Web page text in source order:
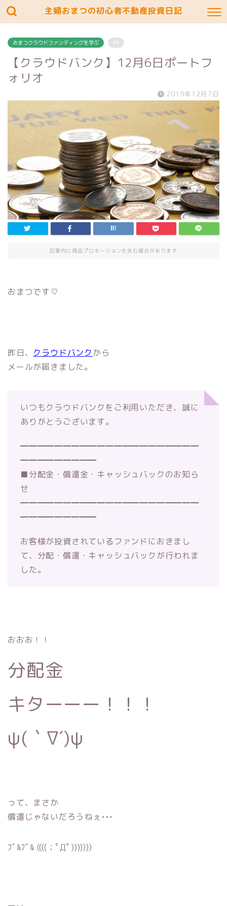
主婦おまつの初心者不動産投資日記
おまつクラウドファンディングを学ぶ PR
【クラウドバンク】12月6日ポートフ
ォリオ
2019年12月7日
記事内に商品プロモーションを含む場合があります
おまつです♡
昨日、 クラウドバンク から
メールが届きました。
いつもクラウドバンクをご利用いただき、誠に
ありがとうございます。
━━━━━━━━━━━━━━━━━━━━━
━━━━━━━━━
■分配金・償還金・キャッシュバックのお知ら
せ
━━━━━━━━━━━━━━━━━━━━━
━━━━━━━━━
お客様が投資されているファンドにおきまし
て、分配・償還・キャ ッシュバックが行われま
した。
おおお！！
分配金
キターーー！！！
ψ(｀∇´)ψ
って、まさか
償還じゃないだろうねぇ•••
ﾌﾞﾙﾌﾞﾙ ((((；ﾟДﾟ)))))))